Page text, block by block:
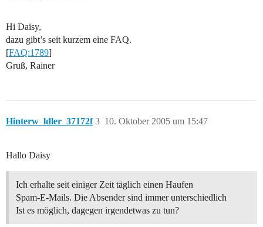
Hi Daisy,
dazu gibt’s seit kurzem eine FAQ.
[FAQ:1789]
Gruß, Rainer
Hinterw_ldler_37172f 10. Oktober 2005 um 15:47
3
Hallo Daisy
Ich erhalte seit einiger Zeit täglich einen Haufen
Spam-E-Mails. Die Absender sind immer unterschiedlich
Ist es möglich, dagegen irgendetwas zu tun?